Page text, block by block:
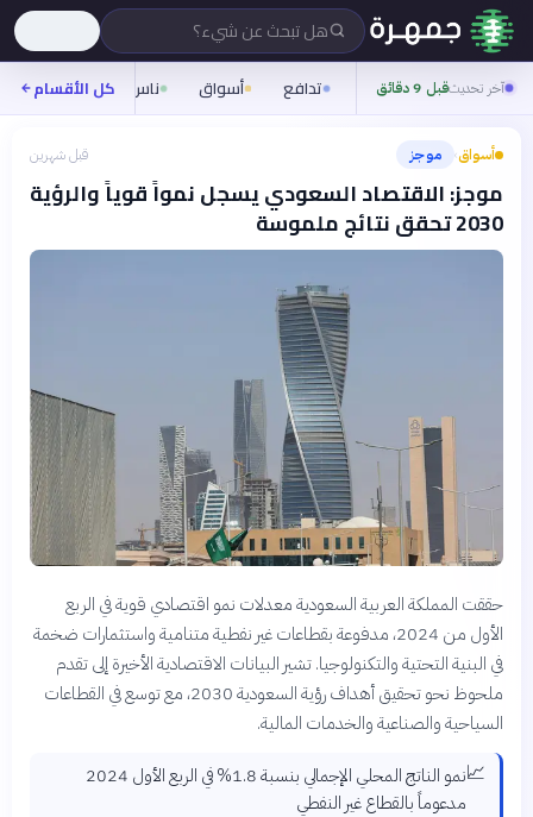
هل تبحث عن شيء؟
آخر تحديثقبل 9 دقائق تدافع أسواق ناس روح
كل الأقسام
أسواق› موجز قبل شهرين
موجز: الاقتصاد السعودي يسجل نمواً قوياً والرؤية
2030 تحقق نتائج ملموسة
حققت المملكة العربية السعودية معدلات نمو اقتصادي قوية في الربع
الأول من 2024، مدفوعة بقطاعات غير نفطية متنامية واستثمارات ضخمة
في البنية التحتية والتكنولوجيا. تشير البيانات الاقتصادية الأخيرة إلى تقدم
ملحوظ نحو تحقيق أهداف رؤية السعودية 2030، مع توسع في القطاعات
السياحية والصناعية والخدمات المالية.
📈
نمو الناتج المحلي الإجمالي بنسبة 1.8% في الربع الأول 2024
مدعوماً بالقطاع غير النفطي